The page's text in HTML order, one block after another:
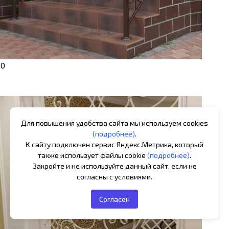
Для повышения удобства сайта мы используем cookies
(подробнее).
К сайту подключен сервис Яндекс.Метрика, который
также использует файлы cookie (подробнее).
Закройте и не используйте данный сайт, если не
согласны с условиями.
Согласен